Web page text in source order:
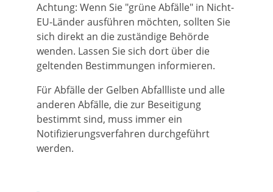
Achtung: Wenn Sie "grüne Abfälle" in Nicht-
EU-Länder ausführen möchten, sollten Sie
sich direkt an die zuständige Behörde
wenden. Lassen Sie sich dort über die
geltenden Bestimmungen informieren.
Für Abfälle der Gelben Abfallliste und alle
anderen Abfälle, die zur Beseitigung
bestimmt sind, muss immer ein
Notifizierungsverfahren durchgeführt
werden.